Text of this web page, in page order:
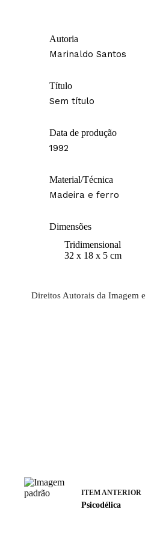
Autoria
Marinaldo Santos
Título
Sem título
Data de produção
1992
Material/Técnica
Madeira e ferro
Dimensões
Tridimensional
32 x 18 x 5 cm
Direitos Autorais da Imagem
ITEM ANTERIOR
Psicodélica